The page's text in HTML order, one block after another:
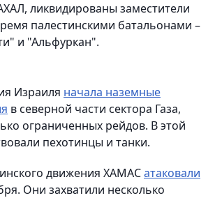
ликвидированы заместители
палестинскими батальонами –
и "Альфуркан".
Израиля начала наземные
в северной части сектора Газа,
ограниченных рейдов. В этой
пехотинцы и танки.
движения ХАМАСатаковали
Они захватили несколько